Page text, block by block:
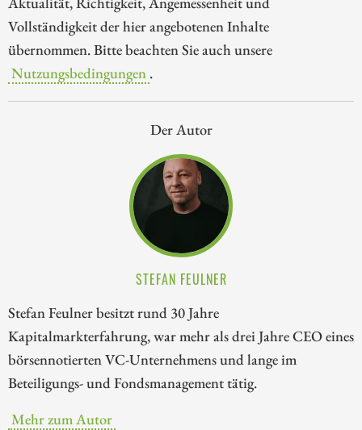
Vollständigkeit der hier angebotenen Inhalte
übernommen. Bitte beachten Sie auch unsere
Nutzungsbedingungen .
Der Autor
STEFAN FEULNER
Stefan Feulner besitzt rund 30 Jahre
Kapitalmarkterfahrung, war mehr als drei Jahre CEO eines
börsennotierten VC-Unternehmens und lange im
Beteiligungs- und Fondsmanagement tätig.
Mehr zum Autor